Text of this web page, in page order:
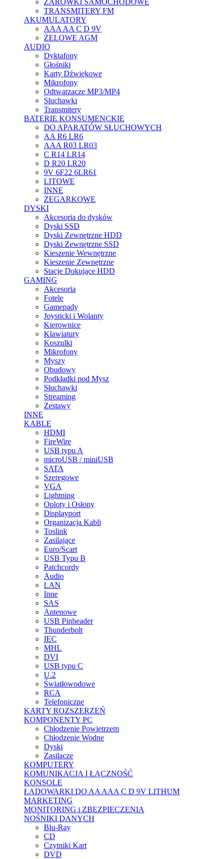
ŻARÓWKI SAMOCHODOWE
TRANSMITERY FM
AKUMULATORY
AAA AA C D 9V
ŻELOWE AGM
AUDIO
Dyktafony
Głośniki
Karty Dźwiękowe
Mikrofony
Odtwarzacze MP3/MP4
Słuchawki
Transmitery
BATERIE KONSUMENCKIE
DO APARATÓW SŁUCHOWYCH
AA R6 LR6
AAA R03 LR03
C R14 LR14
D R20 LR20
9V 6F22 6LR61
LITOWE
INNE
ZEGARKOWE
DYSKI
Akcesoria do dysków
Dyski SSD
Dyski Zewnętrzne HDD
Dyski Zewnętrzne SSD
Kieszenie Wewnętrzne
Kieszenie Zewnętrzne
Stacje Dokujące HDD
GAMING
Akcesoria
Fotele
Gamepady
Joysticki i Wolanty
Kierownice
Klawiatury
Koszulki
Mikrofony
Myszy
Obudowy
Podkładki pod Mysz
Słuchawki
Streaming
Zestawy
INNE
KABLE
HDMI
FireWire
USB typu A
microUSB / miniUSB
SATA
Szeregowe
VGA
Lightning
Oploty i Osłony
Displayport
Organizacja Kabli
Toslink
Zasilające
Euro/Scart
USB Typu B
Patchcordy
Audio
LAN
Inne
SAS
Antenowe
USB Pinheader
Thunderbolt
IEC
MHL
DVI
USB typu C
U.2
Światłowodowe
RCA
Telefoniczne
KARTY ROZSZERZEŃ
KOMPONENTY PC
Chłodzenie Powietrzem
Chłodzenie Wodne
Dyski
Zasilacze
KOMPUTERY
KOMUNIKACJA I ŁĄCZNOŚĆ
KONSOLE
ŁADOWARKI DO AA AAA C D 9V LITHUM
MARKETING
MONITORING i ZBEZPIECZENIA
NOŚNIKI DANYCH
Blu-Ray
CD
Czytniki Kart
DVD